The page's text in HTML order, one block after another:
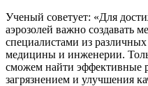
Ученый советует: «Для
аэрозолей важно создавать
специалистами из
медицины и инженерии.
сможем найти эффективные
загрязнением и улучшения